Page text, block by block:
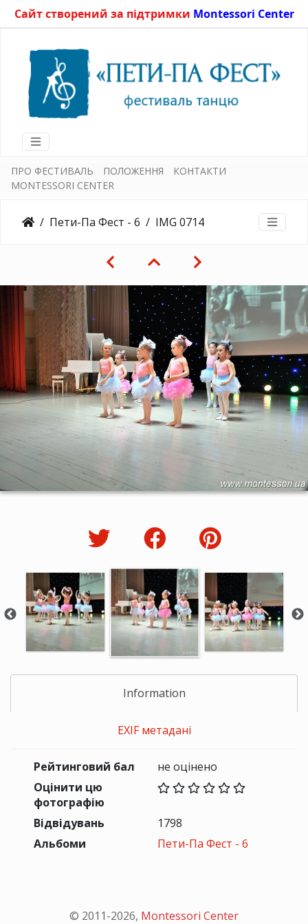
Сайт створений за підтримки Montessori Center
ПРО ФЕСТИВАЛЬ ПОЛОЖЕННЯ
КОНТАКТИ
MONTESSORI CENTER
Пети-Па Фест - 6 IMG 0714
Information
EXIF метадані
Рейтинговий бал
не оцінено
Оцінити цю
фотографію
Відвідувань
1798
Альбоми
Пети-Па Фест - 6
© 2011-2026, Montessori Center